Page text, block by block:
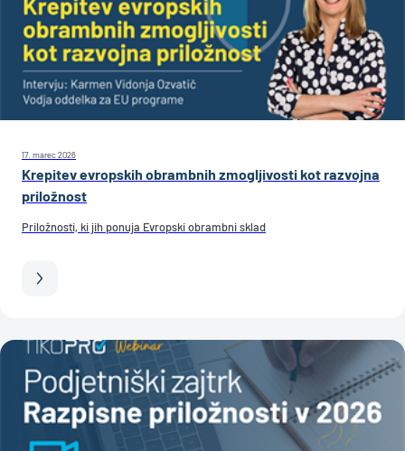
17. marec 2026
Krepitev evropskih obrambnih zmogljivosti kot razvojna
priložnost
Priložnosti, ki jih ponuja Evropski obrambni sklad